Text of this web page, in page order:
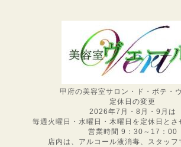
甲府の美容室サロン・ド・ボテ・
定休日の変更
2026年7月・8月・9月は
毎週火曜日・水曜日・木曜日を定休日とさ
営業時間 9：30～17：00
店内は、アルコール液消毒、スタッフ